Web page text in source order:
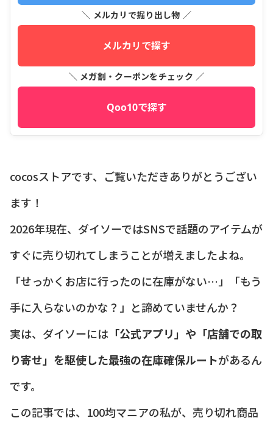
＼ メルカリで掘り出し物 ／
メルカリで探す
＼ メガ割・クーポンをチェック ／
Qoo10で探す
cocosストアです、ご覧いただきありがとうござい
ます！
2026年現在、ダイソーではSNSで話題のアイテムが
すぐに売り切れてしまうことが増えましたよね。
「せっかくお店に行ったのに在庫がない…」「もう
手に入らないのかな？」と諦めていませんか？
実は、ダイソーには 「公式アプリ」や「店舗での取
り寄せ」を駆使した最強の在庫確保ルートがあるん
です。
この記事では、100均マニアの私が、売り切れ商品